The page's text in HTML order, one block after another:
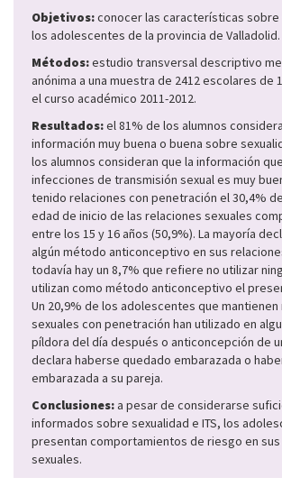
Objetivos:conocer las características sobre
los adolescentes de la provincia de Valladolid.
Métodos:estudio transversal descriptivo
anónima a una muestra de 2412 escolares de
el curso académico 2011-2012.
Resultados:el 81% de los alumnos
información muy buena o buena sobre
los alumnos consideran que la información
infecciones de transmisión sexual es muy
tenido relaciones con penetración el 30,4%
edad de inicio de las relaciones sexuales
entre los 15 y 16 años (50,9%). La mayoría
algún método anticonceptivo en sus
todavía hay un 8,7% que refiere no utilizar
utilizan como método anticonceptivo el
Un 20,9% de los adolescentes que
sexuales con penetración han utilizado en
píldora del día después o anticoncepción de
declara haberse quedado embarazada o
embarazada a su pareja.
Conclusiones: a pesar de considerarse
informados sobre sexualidad e ITS, los
presentan comportamientos de riesgo en
sexuales.